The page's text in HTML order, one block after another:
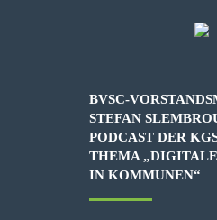
BVSC-
STEFAN
PODCAST DER
THEMA
IN KOMMUNEN“